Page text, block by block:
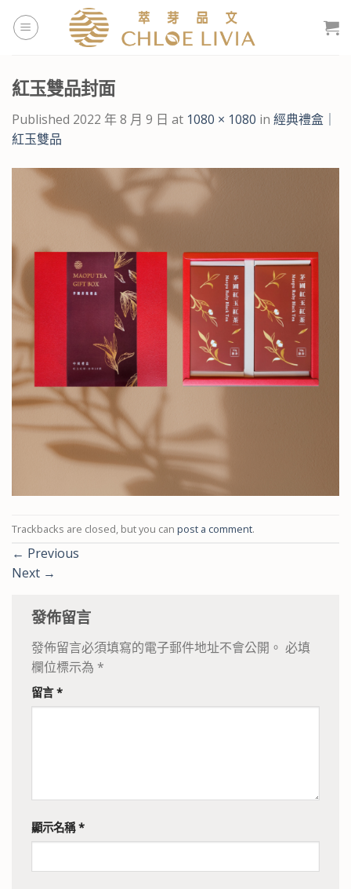
紅玉雙品封面
Published 2022 年 8 月 9 日 at 1080 × 1080 in 經典禮盒｜
紅玉雙品
Trackbacks are closed, but you can post a comment.
← Previous
Next →
發佈留言
發佈留言必須填寫的電子郵件地址不會公開。 必填
欄位標示為 *
留言*
顯示名稱*